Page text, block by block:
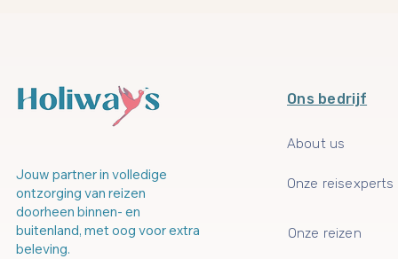
Jouw partner in volledige
ontzorging van reizen
doorheen binnen- en
buitenland, met oog voor extra
beleving.
Ons bedrijf
About us
Onze reisexperts
Onze reizen